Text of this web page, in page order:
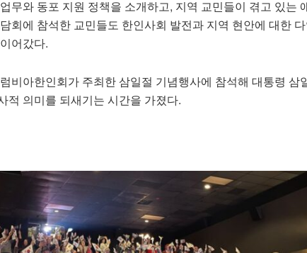
무와 동포 지원 정책을 소개하고, 지역 교민들이 겪고 있는
회에 참석한 교민들도 한인사회 발전과 지역 현안에 대한
어갔다.
비아한인회가 주최한 삼일절 기념행사에 참석해 대통령 삼
적 의미를 되새기는 시간을 가졌다.